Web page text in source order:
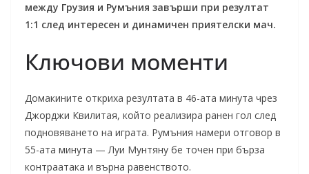
между Грузия и Румъния завърши при резултат
1:1 след интересен и динамичен приятелски мач.
Ключови моменти
Домакините откриха резултата в 46-ата минута чрез
Джорджи Квилитая, който реализира ранен гол след
подновяването на играта. Румъния намери отговор в
55-ата минута — Луи Мунтяну бе точен при бърза
контраатака и върна равенството.